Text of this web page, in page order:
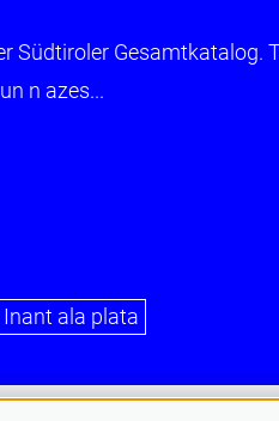
Südtiroler Gesamtkatalog.
n azes...
Inant ala plata